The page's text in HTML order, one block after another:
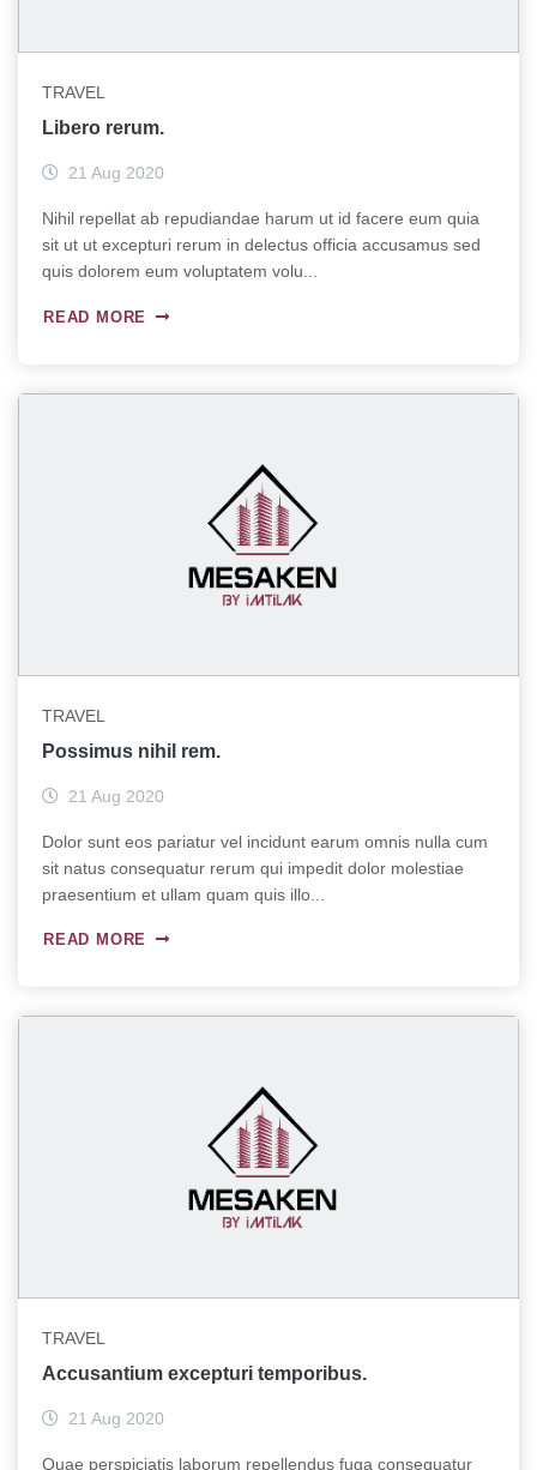
TRAVEL
Libero rerum.
21 Aug 2020
Nihil repellat ab repudiandae harum ut id facere eum quia
sit ut ut excepturi rerum in delectus officia accusamus sed
quis dolorem eum voluptatem volu...
READ MORE
TRAVEL
Possimus nihil rem.
21 Aug 2020
Dolor sunt eos pariatur vel incidunt earum omnis nulla cum
sit natus consequatur rerum qui impedit dolor molestiae
praesentium et ullam quam quis illo...
READ MORE
TRAVEL
Accusantium excepturi temporibus.
21 Aug 2020
Quae perspiciatis laborum repellendus fuga consequatur